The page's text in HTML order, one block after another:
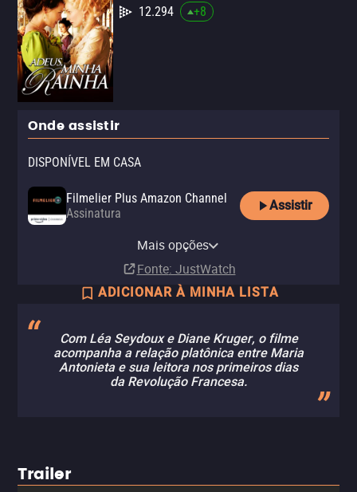
12.294
+8
Onde assistir
DISPONÍVEL EM CASA
Filmelier Plus Amazon Channel
Assinatura
Assistir
R$ 9,90
Mais opções
Fonte: JustWatch
ADICIONAR À MINHA LISTA
Com Léa Seydoux e Diane Kruger, o filme
acompanha a relação platônica entre Maria
Antonieta e sua leitora nos primeiros dias
da Revolução Francesa.
Trailer